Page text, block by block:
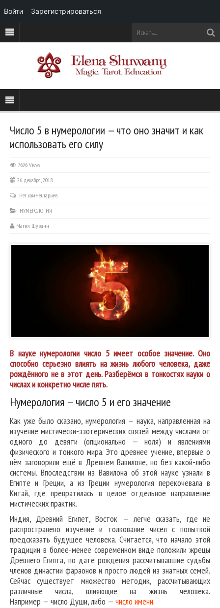
Число 5 в нумерологии — что оно значит и как
использовать его силу
7696 Views
26 декабря, 2018
Нет комментариев
НУМЕРОЛОГИЯ
Магия Шувани
В науке нумерологии число 5 имеет особое значение. Оно
способно серьезно влиять на жизнь любого человека, даже
рождённого не в этот день. Разберёмся в тонкостях науки о
числах и конкретно числе пять.
Нумерология — число 5 и его значение
Как уже было сказано, нумерология — наука, направленная на
изучение мистически-эзотерических связей между числами от
одного до девяти (опционально — ноля) и явлениями
физического и тонкого мира. Это древнее учение, впервые о
нём заговорили ещё в Древнем Вавилоне, но без какой-либо
системы. Впоследствии из Вавилона об этой науке узнали в
Египте и Греции, а из Греции нумерология перекочевала в
Китай, где превратилась в целое отдельное направление
мистических практик.
Индия, Древний Египет, Восток — легче сказать, где не
распространено изучение и толкование чисел с попыткой
предсказать будущее человека. Считается, что начало этой
традиции в более-менее современном виде положили жрецы
Древнего Египта, по дате рождения рассчитывавшие судьбы
членов династии фараонов и просто людей из знатных семей.
Сейчас существует множество методик, рассчитывающих
различные числа, влияющие на жизнь человека.
Например — число Души, либо — число имени.
Войти Зарегистрироваться